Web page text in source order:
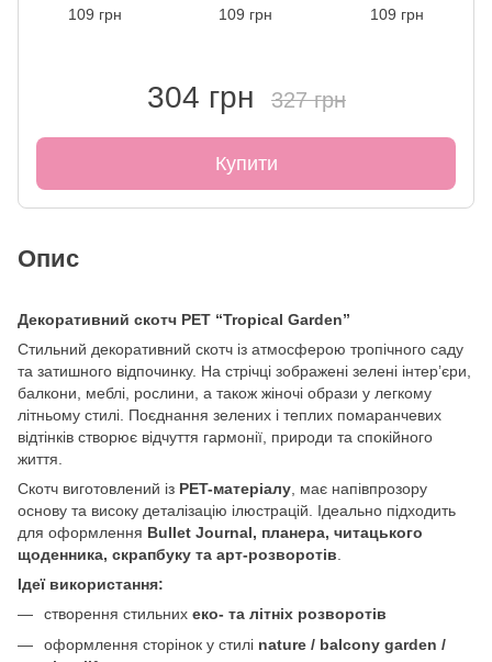
109 грн 109 грн 109 грн
304 грн 327 грн
Купити
Опис
Декоративний скотч PET “Tropical Garden”
Стильний декоративний скотч із атмосферою тропічного саду
та затишного відпочинку. На стрічці зображені зелені інтер’єри,
балкони, меблі, рослини, а також жіночі образи у легкому
літньому стилі. Поєднання зелених і теплих помаранчевих
відтінків створює відчуття гармонії, природи та спокійного
життя.
Скотч виготовлений із PET-матеріалу , має напівпрозору
основу та високу деталізацію ілюстрацій. Ідеально підходить
для оформлення Bullet Journal, планера, читацького
щоденника, скрапбуку та арт-розворотів
Ідеї використання:
створення стильних еко- та літніх розворотів
оформлення сторінок у стилі nature / balcony garden /